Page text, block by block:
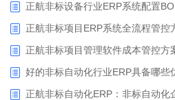
正航非标设备行业ERP系统配置
正航非标项目ERP系统全流程管控
正航非标项目管理软件成本管控方
好的非标自动化行业ERP具备哪些
正航非标自动化ERP：非标自动化